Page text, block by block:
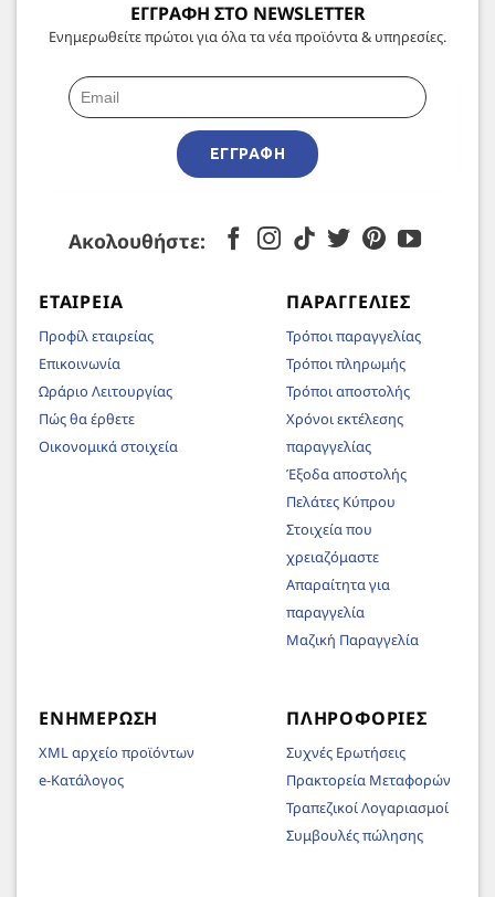
ΕΓΓΡΑΦΗ ΣΤΟ NEWSLETTER
Ενημερωθείτε πρώτοι για όλα τα νέα προϊόντα & υπηρεσίες.
ΕΓΓΡΑΦΉ
Ακολουθήστε:
ΕΤΑΙΡΕΊΑ
Προφίλ εταιρείας
Επικοινωνία
Ωράριο Λειτουργίας
Πώς θα έρθετε
Οικονομικά στοιχεία
ΠΑΡΑΓΓΕΛΊΕΣ
Τρόποι παραγγελίας
Τρόποι πληρωμής
Τρόποι αποστολής
Χρόνοι εκτέλεσης
παραγγελίας
Έξοδα αποστολής
Πελάτες Κύπρου
Στοιχεία που
χρειαζόμαστε
Απαραίτητα για
παραγγελία
Μαζική Παραγγελία
ΕΝΗΜΈΡΩΣΗ
XML αρχείο προϊόντων
e-Κατάλογος
ΠΛΗΡΟΦΟΡΊΕΣ
Συχνές Ερωτήσεις
Πρακτορεία Μεταφορών
Τραπεζικοί Λογαριασμοί
Συμβουλές πώλησης